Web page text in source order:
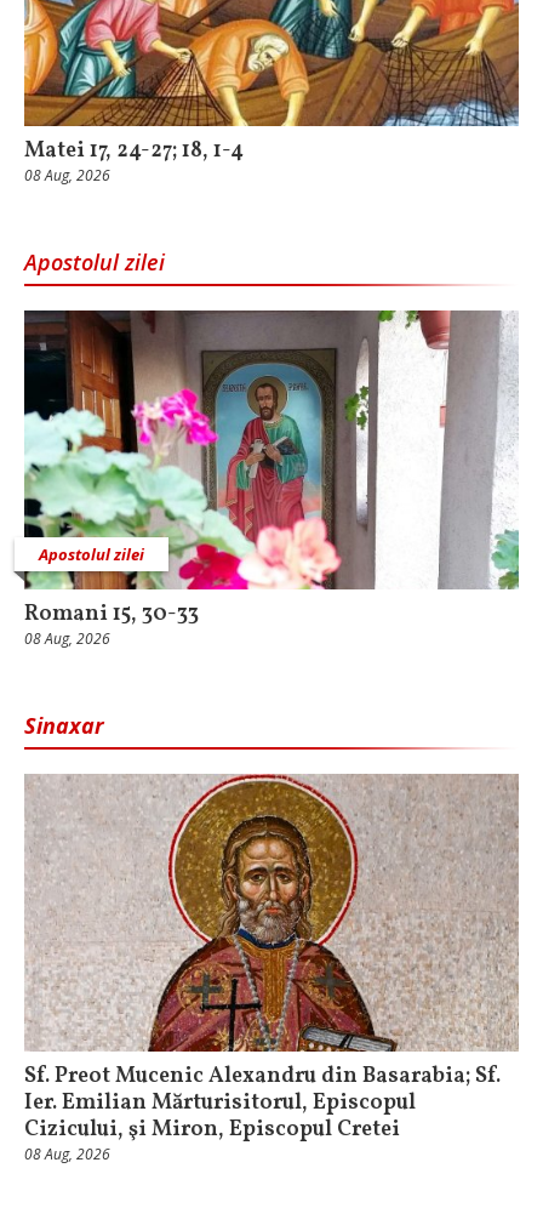
Matei 17, 24-27; 18, 1-4
08 Aug, 2026
Apostolul zilei
Apostolul zilei
Romani 15, 30-33
08 Aug, 2026
Sinaxar
Sf. Preot Mucenic Alexandru din Basarabia; Sf.
Ier. Emilian Mărturisitorul, Episcopul
Cizicului, şi Miron, Episcopul Cretei
08 Aug, 2026